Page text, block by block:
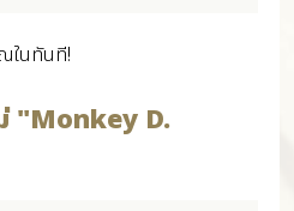
ในทันที!
"Monkey D.